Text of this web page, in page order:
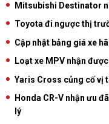
Mitsubishi Destinator
Toyota đi ngược thị
Cập nhật bảng giá xe
Loạt xe MPV nhận
Yaris Cross củng cố vị
Honda CR-V nhận ưu
lý